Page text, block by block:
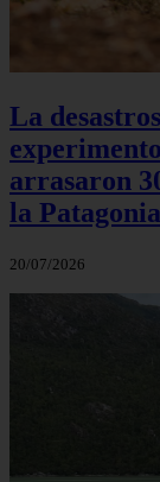
La
arrasaron
la Patagonia
20/07/2026